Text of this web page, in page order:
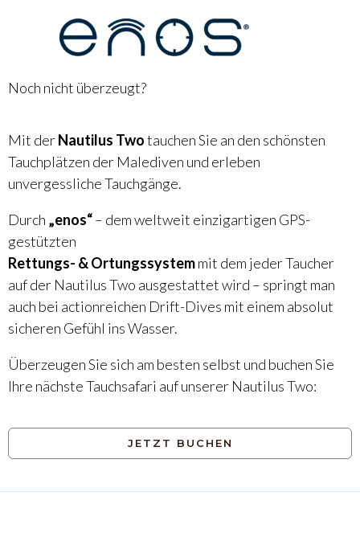
Noch nicht überzeugt?
Mit derNautilus Twotauchen Sie an den schönsten
Tauchplätzen der Malediven und erleben
unvergessliche Tauchgänge.
Durch „enos“– dem weltweit einzigartigen GPS-
gestützten
Rettungs- & Ortungssystemmit dem jeder Taucher
auf der Nautilus Two ausgestattet wird – springt man
auch bei actionreichen Drift-Dives mit einem absolut
sicheren Gefühl ins Wasser.
Überzeugen Sie sich am besten selbst und buchen Sie
Ihre nächste Tauchsafari auf unserer Nautilus Two:
JETZT BUCHEN